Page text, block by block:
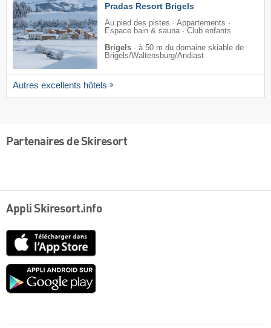
Pradas Resort Brigels
Au pied des pistes · Appartements ·
Espace bain & sauna · Club enfants
Brigels · à 50 m du domaine skiable de
Brigels/​Waltensburg/​Andiast
Autres excellents hôtels
Partenaires de Skiresort
Appli Skiresort.info
Google